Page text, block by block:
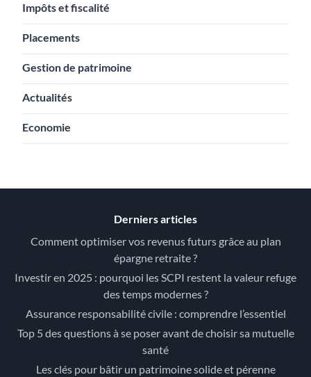
Impôts et fiscalité
Placements
Gestion de patrimoine
Actualités
Economie
Derniers articles
Comment optimiser vos revenus futurs grâce au plan
épargne retraite ?
Investir en 2025 : pourquoi les SCPI restent la valeur refuge
des temps modernes ?
Assurance responsabilité civile : comprendre l’essentiel
Top 5 des questions à se poser avant de choisir sa mutuelle
santé
Les clés pour bâtir un patrimoine solide et pérenne